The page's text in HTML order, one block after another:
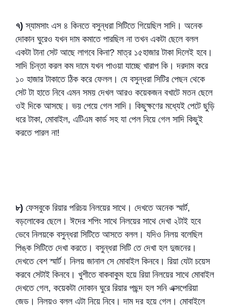
৭) স্যামসাং এস ৪ কিনতে বসুন্ধরা সিটিতে গিয়েছিল সাদি। অনেক
দোকান ঘুরেও যখন দাম কমাতে পারছিল না তখন একটা ছেলে বলল
একটা টানা সেট আছে লাগবে কিনা? মাত্র ১৫হাজার টাকা দিলেই হবে।
সাদি চিন্তা করল কম দামে যখন পাওয়া যাচ্ছে খারাপ কি। দরদাম করে
১০ হাজার টাকাতে ঠিক করে ফেলল। যে বসুন্ধরা সিটির পেছন থেকে
সেট টা হাতে নিবে এমন সময় দেখল আরও কয়েকজন বখাটে মতন ছেলে
ওই দিকে আসছে। ভয় পেয়ে গেল সাদি। কিছুক্ষণের মধ্যেই পেটে ছুড়ি
ধরে টাকা, মোবাইল, এটিএম কার্ড সহ যা পেল নিয়ে গেল সাদি কিছুই
করতে পারল না!
৮) ফেসবুকে রিয়ার পরিচয় নিলয়ের সাথে। দেখতে অনেক স্মার্ট,
বড়লোকের ছেলে। ঈদের শপিং সাথে নিলয়ের সাথে দেখা ২টাই হবে
ভেবে নিলয়কে বসুন্ধরা সিটিতে আসতে বলল। যদিও নিলয় বলেছিল
পিঙ্ক সিটিতে দেখা করতে। বসুন্ধরা সিটি তে দেখা হল দুজনের।
দেখতে বেশ স্মার্ট। নিলয় জানাল সে মোবাইল কিনবে। রিয়া যেটা চয়েস
করবে সেটাই কিনবে। খুশীতে বাকবাকুম হয়ে রিয়া নিলয়ের সাথে মোবাইল
দেখতে গেল, কয়েকটা দোকান ঘুরে রিয়ার পছন্দ হল সনি এক্সপেরিয়া
জেড। নিলয়ও বলল এটা নিয়ে নিবে। দাম দর হয়ে গেল। মোবাইলে